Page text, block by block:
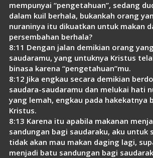
mempunyai “pengetahuan”, sedang
dalam kuil berhala, bukankah orang
nuraninya itu dikuatkan untuk makan
persembahan berhala?
8:11 Dengan jalan demikian orang
saudaramu, yang untuknya Kristus
binasa karena “pengetahuan”mu.
8:12 Jika engkau secara demikian
saudara-saudaramu dan melukai hati
yang lemah, engkau pada hakekatnya
Kristus.
8:13 Karena itu apabila makanan
sandungan bagi saudaraku, aku untuk
tidak akan mau makan daging lagi,
menjadi batu sandungan bagi